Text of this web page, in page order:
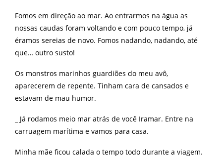
Fomos em direção ao mar. Ao entrarmos na água as
nossas caudas foram voltando e com pouco tempo, já
éramos sereias de novo. Fomos nadando, nadando, até
que… outro susto!
Os monstros marinhos guardiões do meu avô,
aparecerem de repente. Tinham cara de cansados e
estavam de mau humor.
_ Já rodamos meio mar atrás de você Iramar. Entre na
carruagem marítima e vamos para casa.
Minha mãe ficou calada o tempo todo durante a viagem.